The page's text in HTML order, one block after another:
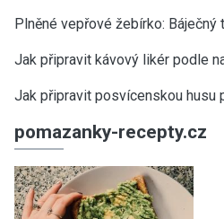
Plněné vepřové žebírko: Báječný
Jak připravit kávový likér podle
Jak připravit posvícenskou husu
pomazanky-recepty.cz